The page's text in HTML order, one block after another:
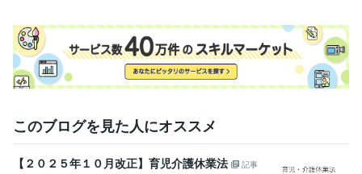
このブログを見た人にオススメ
【２０２５年１０月改正】育児介護休業法
記事